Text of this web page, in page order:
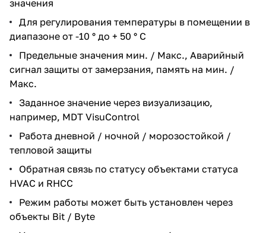
значения
Для регулирования температуры в помещении в
диапазоне от -10 ° до + 50 ° C
Предельные значения мин. / Макс., Аварийный
сигнал защиты от замерзания, память на мин. /
Макс.
Заданное значение через визуализацию,
например, MDT VisuControl
Работа дневной / ночной / морозостойкой /
тепловой защиты
Обратная связь по статусу объектами статуса
HVAC и RHCC
Режим работы может быть установлен через
объекты Bit / Byte